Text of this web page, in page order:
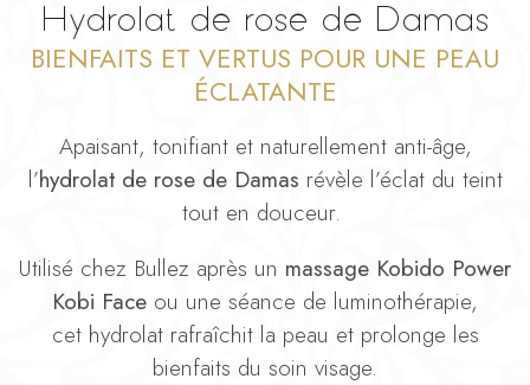
Hydrolat de rose de Damas
BIENFAITS ET VERTUS POUR UNE PEAU
ÉCLATANTE
Apaisant, tonifiant et naturellement anti-âge,
l’hydrolat de rose de Damas révèle l’éclat du teint
tout en douceur.
Utilisé chez Bullez après un massage Kobido Power
Kobi Face ou une séance de luminothérapie,
cet hydrolat rafraîchit la peau et prolonge les
bienfaits du soin visage.